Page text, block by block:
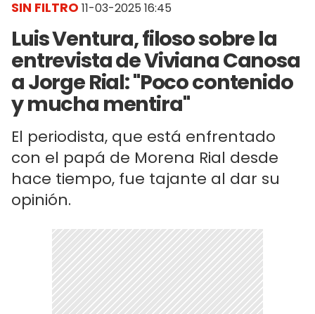
SIN FILTRO 11-03-2025 16:45
Luis Ventura, filoso sobre la
entrevista de Viviana Canosa
a Jorge Rial: "Poco contenido
y mucha mentira"
El periodista, que está enfrentado
con el papá de Morena Rial desde
hace tiempo, fue tajante al dar su
opinión.